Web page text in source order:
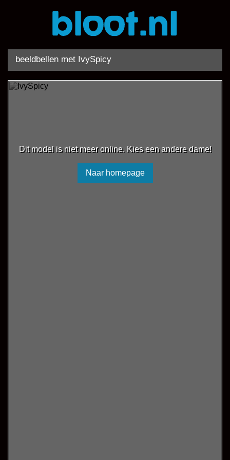
beeldbellen met IvySpicy
Dit model is niet meer online. Kies een andere dame!
Naar homepage